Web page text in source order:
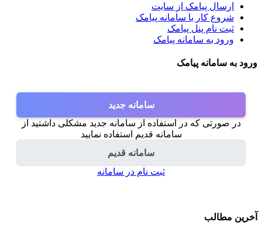
ارسال پیامک از سایت
شروع کار با سامانه پیامک
ثبت نام پنل پیامک
ورود به سامانه پیامک
ورود به سامانه پیامک
سامانه جدید
در صورتی که در استفاده از سامانه جدید مشکلی داشتید از
سامانه قدیم استفاده نمایید
سامانه قدیم
ثبت نام در سامانه
آخرین مطالب